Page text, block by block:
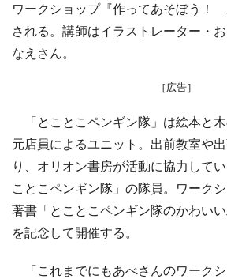
ワークショップ『作ってあそぼう！
される。講師はイラストレーター・
なえさん。
［広告］
「とことこペンギン隊」は絵本と
元店員によるユニット。出前教室や
り、オリオン書房が活動に協力して
ことこペンギン隊」の隊員。ワーク
著書「とことこペンギン隊のかわい
を記念して開催する。
「これまでにもあべさんのワーク